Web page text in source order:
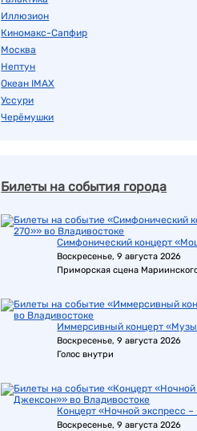
Иллюзион
Киномакс-Сапфир
Москва
Нептун
Океан IMAX
Уссури
Черёмушки
Билеты на события города
Симфонический концерт
Воскресенье, 9 августа 2026
Приморская сцена
Иммерсивный концерт
Воскресенье, 9 августа 2026
Голос внутри
Концерт «Ночной экспресс
Воскресенье, 9 августа 2026